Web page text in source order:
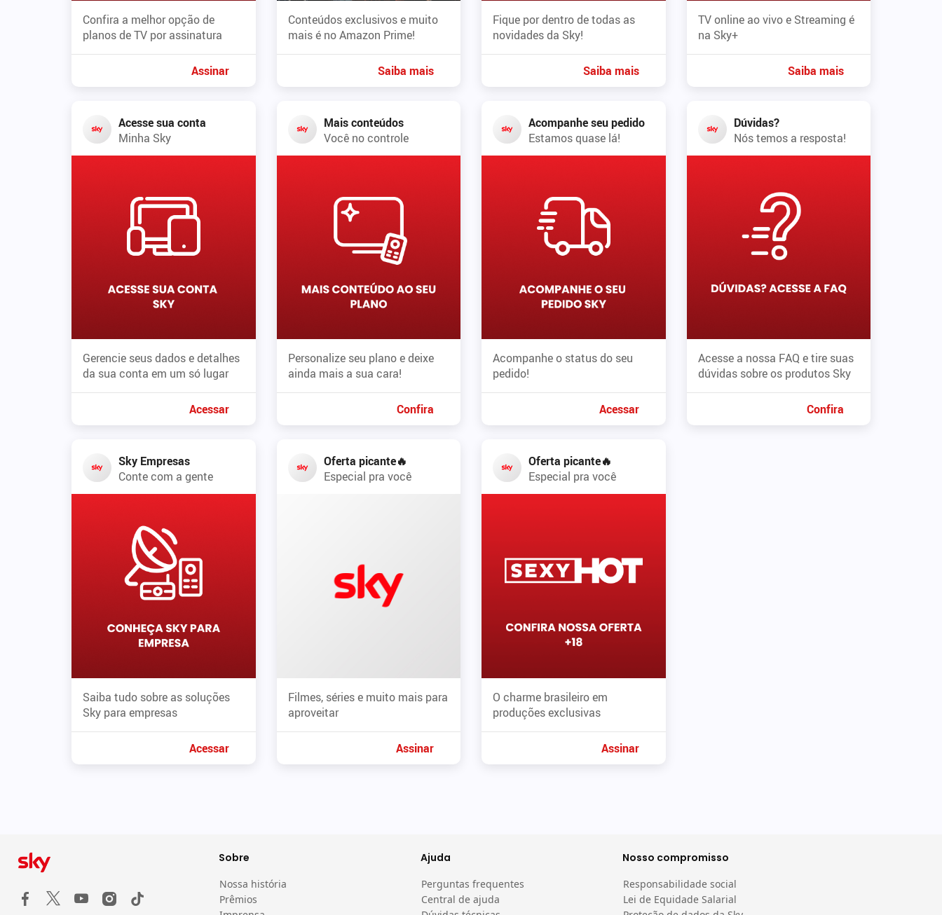
Confira a melhor opção de
planos de TV por assinatura
Assinar
Conteúdos exclusivos e muito
mais é no Amazon Prime!
Saiba mais
Fique por dentro de todas as
novidades da Sky!
Saiba mais
TV online ao vivo e Streaming é
na Sky+
Saiba mais
Acesse sua conta
Minha Sky
Gerencie seus dados e detalhes
da sua conta em um só lugar
Acessar
Mais conteúdos
Você no controle
Personalize seu plano e deixe
ainda mais a sua cara!
Confira
Acompanhe seu pedido
Estamos quase lá!
Acompanhe o status do seu
pedido!
Acessar
Dúvidas?
Nós temos a resposta!
Acesse a nossa FAQ e tire suas
dúvidas sobre os produtos Sky
Confira
Sky Empresas
Conte com a gente
Saiba tudo sobre as soluções
Sky para empresas
Acessar
Oferta picante🔥
Especial pra você
Filmes, séries e muito mais para
aproveitar
Assinar
Oferta picante🔥
Especial pra você
O charme brasileiro em
produções exclusivas
Assinar
Sobre
Nossa história
Prêmios
Ajuda
Perguntas frequentes
Central de ajuda
Nosso compromisso
Responsabilidade social
Lei de Equidade Salarial